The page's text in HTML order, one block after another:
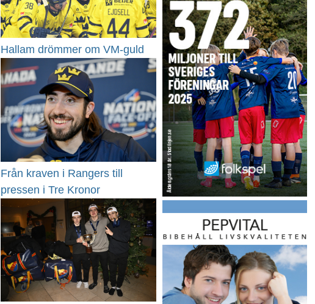
Hallam drömmer om VM-guld
Från kraven i Rangers till
pressen i Tre Kronor